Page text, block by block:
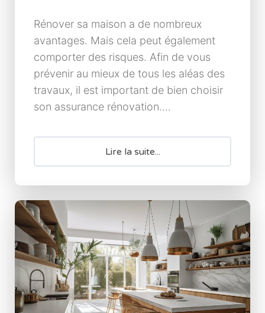
Rénover sa maison a de nombreux
avantages. Mais cela peut également
comporter des risques. Afin de vous
prévenir au mieux de tous les aléas des
travaux, il est important de bien choisir
son assurance rénovation....
Lire la suite...